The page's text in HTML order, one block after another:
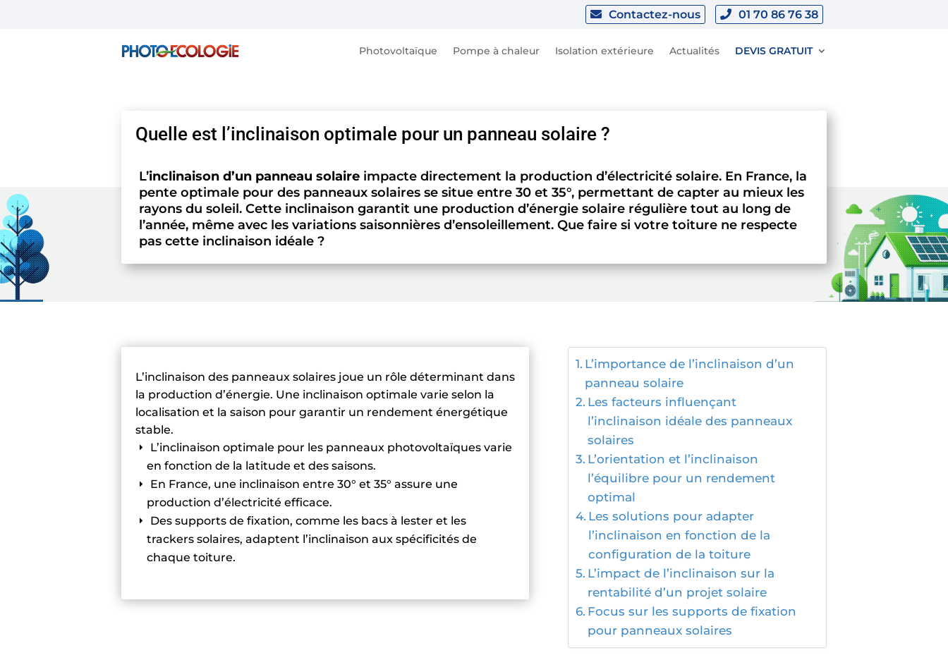
Contactez-nous 01 70 86 76 38
Photovoltaïque Pompe à chaleur Isolation extérieure Actualités DEVIS GRATUIT
Quelle est l’inclinaison optimale pour un panneau solaire ?
L’inclinaison d’un panneau solaire impacte directement la production d’électricité solaire. En France, la
pente optimale pour des panneaux solaires se situe entre 30 et 35°, permettant de capter au mieux les
rayons du soleil. Cette inclinaison garantit une production d’énergie solaire régulière tout au long de
l’année, même avec les variations saisonnières d’ensoleillement. Que faire si votre toiture ne respecte
pas cette inclinaison idéale ?
L’inclinaison des panneaux solaires joue un rôle déterminant dans
la production d’énergie. Une inclinaison optimale varie selon la
localisation et la saison pour garantir un rendement énergétique
stable.
L’inclinaison optimale pour les panneaux photovoltaïques varie
en fonction de la latitude et des saisons.
En France, une inclinaison entre 30° et 35° assure une
production d’électricité efficace.
Des supports de fixation, comme les bacs à lester et les
trackers solaires, adaptent l’inclinaison aux spécificités de
chaque toiture.
L’importance de l’inclinaison d’un
panneau solaire
Les facteurs influençant
l’inclinaison idéale des panneaux
solaires
L’orientation et l’inclinaison
l’équilibre pour un rendement
optimal
Les solutions pour adapter
l’inclinaison en fonction de la
configuration de la toiture
L’impact de l’inclinaison sur la
rentabilité d’un projet solaire
Focus sur les supports de fixation
pour panneaux solaires